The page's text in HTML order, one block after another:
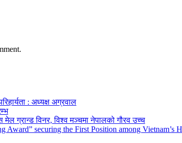
: अध्यक्ष अग्रवाल
ग्रान्ड विनर, विश्व मञ्चमा नेपालको गौरव उच्च
Award” securing the First Position among Vietnam’s